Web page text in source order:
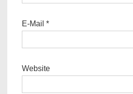
E-Mail *
Website